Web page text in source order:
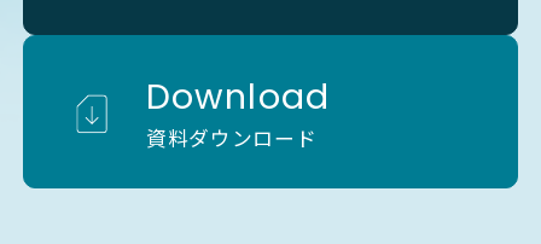
Download
資料ダウンロード